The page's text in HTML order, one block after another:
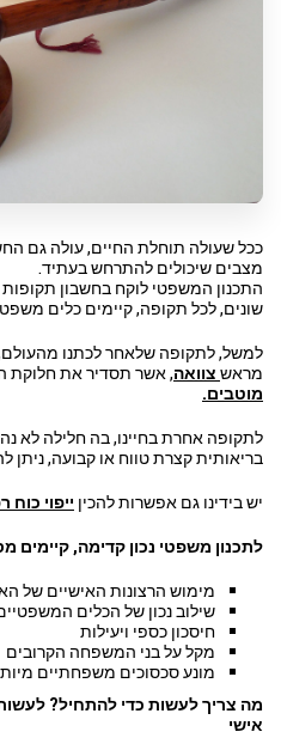
ככל שעולה תוחלת החיים, עולה גם
מצבים שיכולים להתרחש בעתיד.
התכנון המשפטי לוקח בחשבון תקופות
שונים, לכל תקופה, קיימים כלים
למשל, לתקופה שלאחר לכתנו מהעולם,
מראש צוואה, אשר תסדיר את חלוקת
מוטבים.
לתקופה אחרת בחיינו, בה חלילה לא
בריאותית קצרת טווח או קבועה, ניתן
יש בידינו גם אפשרות להכין ייפוי כוח
לתכנון משפטי נכון קדימה, קיימים
מימוש הרצונות האישיים של
שילוב נכון של הכלים
חיסכון כספי ויעילות
מקל על בני המשפחה הקרובים
מונע סכסוכים משפחתיים
מה צריך לעשות כדי להתחיל?
אישי